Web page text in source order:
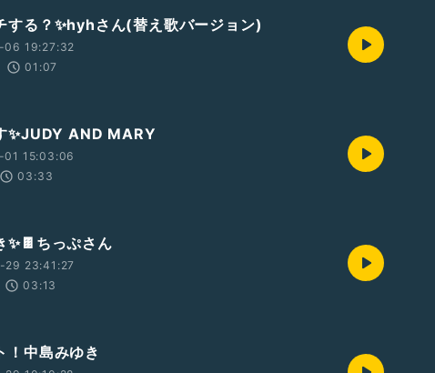
する？✨hyhさん(替え歌バージョン)
19:27:32
01:07
✨JUDY AND MARY
15:03:06
03:33
✨🍫ちっぷさん
23:41:27
03:13
！中島みゆき